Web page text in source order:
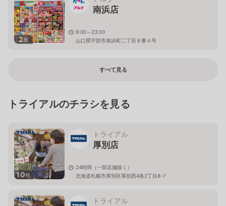
2枚
南浜店
9:00～23:00
山口県宇部市南浜町二丁目８番４号
すべて見る
トライアルのチラシを見る
10枚
トライアル
厚別店
24時間（一部店舗除く）
北海道札幌市厚別区厚別西4条2丁目8-7
トライアル